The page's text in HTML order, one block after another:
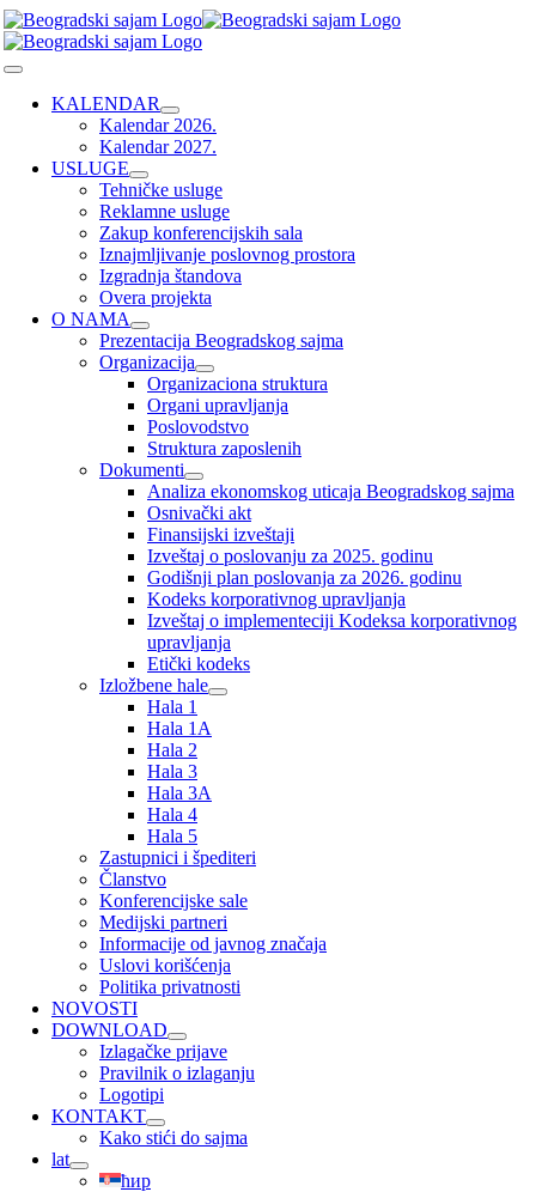
Skip
to
content
Toggle
NavigationKALENDAR
Kalendar 2026.
Kalendar 2027.
USLUGE
Tehničke usluge
Reklamne usluge
Zakup konferencijskih sala
Iznajmljivanje poslovnog prostora
Izgradnja štandova
Overa projekta
O NAMA
Prezentacija Beogradskog sajma
Organizacija
Organizaciona struktura
Organi upravljanja
Poslovodstvo
Struktura zaposlenih
Dokumenti
Analiza ekonomskog uticaja Beogradskog sajma
Osnivački akt
Finansijski izveštaji
Izveštaj o poslovanju za 2025. godinu
Godišnji plan poslovanja za 2026. godinu
Kodeks korporativnog upravljanja
Izveštaj o implementeciji Kodeksa korporativnog
upravljanja
Etički kodeks
Izložbene hale
Hala 1
Hala 1A
Hala 2
Hala 3
Hala 3A
Hala 4
Hala 5
Zastupnici i špediteri
Članstvo
Konferencijske sale
Medijski partneri
Informacije od javnog značaja
Uslovi korišćenja
Politika privatnosti
NOVOSTI
DOWNLOAD
Izlagačke prijave
Pravilnik o izlaganju
Logotipi
KONTAKT
Kako stići do sajma
lat
ћир